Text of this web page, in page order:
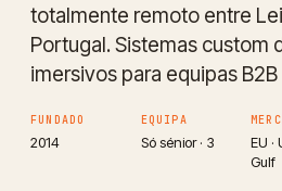
totalmente remoto entre
Portugal. Sistemas custom
imersivos para equipas
FUNDADO
2014
EQUIPA
Só sénior · 3
EU ·
Gulf